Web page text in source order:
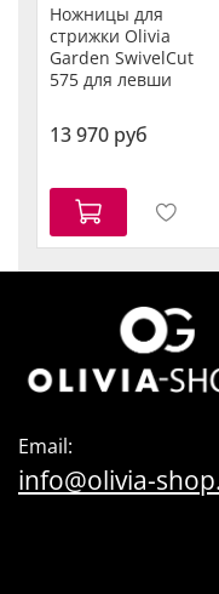
Ножницы для
стрижки Olivia
Garden SwivelCut
575 для левши
13 970 руб
Email:
info@olivia-